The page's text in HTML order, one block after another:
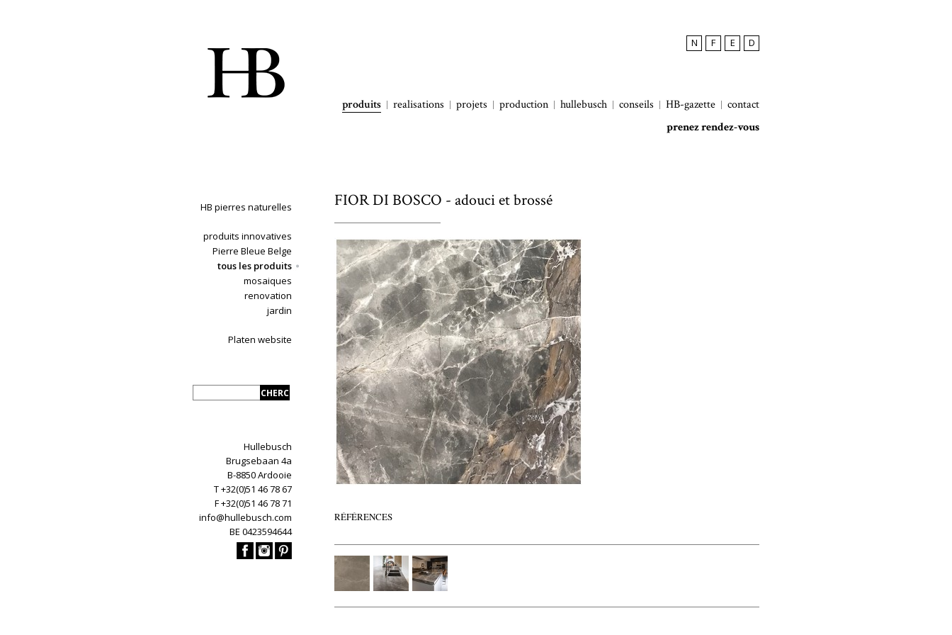
N F E D
produits realisations projets production hullebusch conseils HB-gazette
contact
prenez rendez-vous
HB pierres naturelles
produits innovatives
Pierre Bleue Belge
tous les produits
mosaiques
renovation
jardin
Platen website
Hullebusch
Brugsebaan 4a
B-8850 Ardooie
T +32(0)51 46 78 67
F +32(0)51 46 78 71
info@hullebusch.com
BE 0423594644
FIOR DI BOSCO - adouci et brossé
RÉFÉRENCES